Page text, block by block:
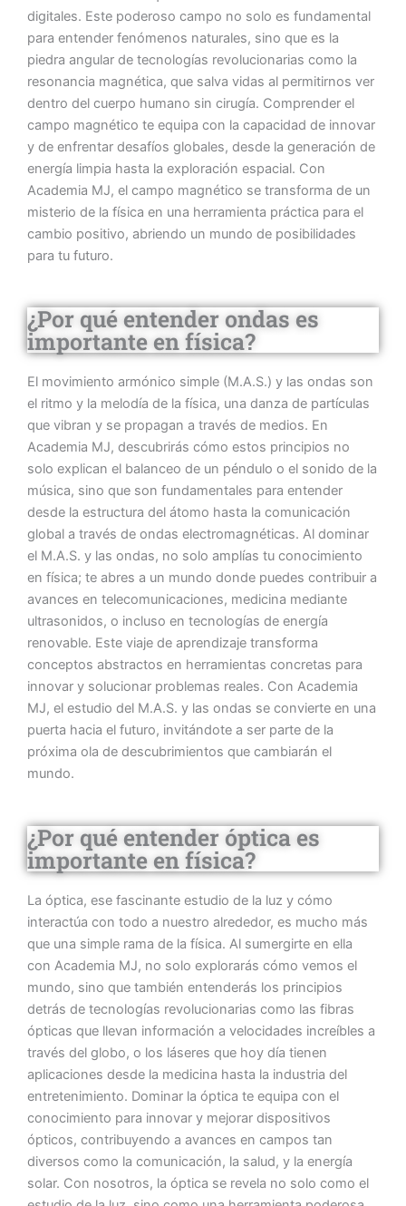
digitales. Este poderoso campo no solo es fundamental
para entender fenómenos naturales, sino que es la
piedra angular de tecnologías revolucionarias como la
resonancia magnética, que salva vidas al permitirnos ver
dentro del cuerpo humano sin cirugía. Comprender el
campo magnético te equipa con la capacidad de innovar
y de enfrentar desafíos globales, desde la generación de
energía limpia hasta la exploración espacial. Con
Academia MJ, el campo magnético se transforma de un
misterio de la física en una herramienta práctica para el
cambio positivo, abriendo un mundo de posibilidades
para tu futuro.
¿Por qué entender ondas es
importante en física?
El movimiento armónico simple (M.A.S.) y las ondas son
el ritmo y la melodía de la física, una danza de partículas
que vibran y se propagan a través de medios. En
Academia MJ, descubrirás cómo estos principios no
solo explican el balanceo de un péndulo o el sonido de la
música, sino que son fundamentales para entender
desde la estructura del átomo hasta la comunicación
global a través de ondas electromagnéticas. Al dominar
el M.A.S. y las ondas, no solo amplías tu conocimiento
en física; te abres a un mundo donde puedes contribuir a
avances en telecomunicaciones, medicina mediante
ultrasonidos, o incluso en tecnologías de energía
renovable. Este viaje de aprendizaje transforma
conceptos abstractos en herramientas concretas para
innovar y solucionar problemas reales. Con Academia
MJ, el estudio del M.A.S. y las ondas se convierte en una
puerta hacia el futuro, invitándote a ser parte de la
próxima ola de descubrimientos que cambiarán el
mundo.
¿Por qué entender óptica es
importante en física?
La óptica, ese fascinante estudio de la luz y cómo
interactúa con todo a nuestro alrededor, es mucho más
que una simple rama de la física. Al sumergirte en ella
con Academia MJ, no solo explorarás cómo vemos el
mundo, sino que también entenderás los principios
detrás de tecnologías revolucionarias como las fibras
ópticas que llevan información a velocidades increíbles a
través del globo, o los láseres que hoy día tienen
aplicaciones desde la medicina hasta la industria del
entretenimiento. Dominar la óptica te equipa con el
conocimiento para innovar y mejorar dispositivos
ópticos, contribuyendo a avances en campos tan
diversos como la comunicación, la salud, y la energía
solar. Con nosotros, la óptica se revela no solo como el